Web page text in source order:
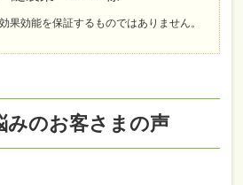
果効能を保証するものではありません。
みのお客さまの声